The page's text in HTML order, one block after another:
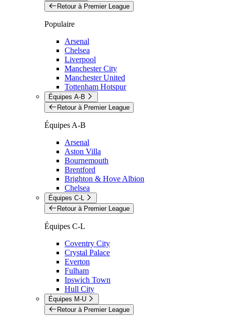
Retour à Premier League
Populaire
Arsenal
Chelsea
Liverpool
Manchester City
Manchester United
Tottenham Hotspur
Équipes A-B
Retour à Premier League
Équipes A-B
Arsenal
Aston Villa
Bournemouth
Brentford
Brighton & Hove Albion
Chelsea
Équipes C-L
Retour à Premier League
Équipes C-L
Coventry City
Crystal Palace
Everton
Fulham
Ipswich Town
Hull City
Équipes M-U
Retour à Premier League